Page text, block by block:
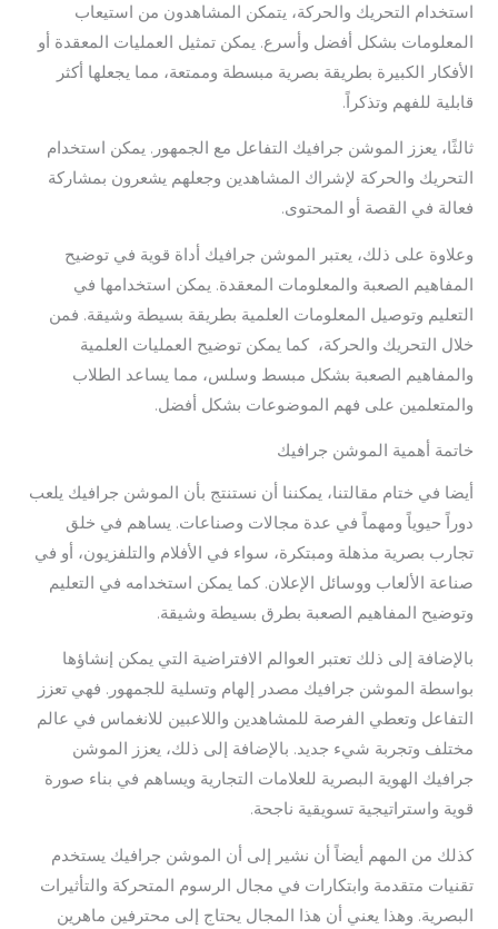
استخدام التحريك والحركة، يتمكن المشاهدون من استيعاب
المعلومات بشكل أفضل وأسرع. يمكن تمثيل العمليات المعقدة أو
الأفكار الكبيرة بطريقة بصرية مبسطة وممتعة، مما يجعلها أكثر
قابلية للفهم وتذكراً.
ثالثًا، يعزز الموشن جرافيك التفاعل مع الجمهور. يمكن استخدام
التحريك والحركة لإشراك المشاهدين وجعلهم يشعرون بمشاركة
فعالة في القصة أو المحتوى.
وعلاوة على ذلك، يعتبر الموشن جرافيك أداة قوية في توضيح
المفاهيم الصعبة والمعلومات المعقدة. يمكن استخدامها في
التعليم وتوصيل المعلومات العلمية بطريقة بسيطة وشيقة. فمن
خلال التحريك والحركة، كما يمكن توضيح العمليات العلمية
والمفاهيم الصعبة بشكل مبسط وسلس، مما يساعد الطلاب
والمتعلمين على فهم الموضوعات بشكل أفضل.
خاتمة أهمية الموشن جرافيك
أيضا في ختام مقالتنا، يمكننا أن نستنتج بأن الموشن جرافيك يلعب
دوراً حيوياً ومهماً في عدة مجالات وصناعات. يساهم في خلق
تجارب بصرية مذهلة ومبتكرة، سواء في الأفلام والتلفزيون، أو في
صناعة الألعاب ووسائل الإعلان. كما يمكن استخدامه في التعليم
وتوضيح المفاهيم الصعبة بطرق بسيطة وشيقة.
بالإضافة إلى ذلك تعتبر العوالم الافتراضية التي يمكن إنشاؤها
بواسطة الموشن جرافيك مصدر إلهام وتسلية للجمهور. فهي تعزز
التفاعل وتعطي الفرصة للمشاهدين واللاعبين للانغماس في عالم
مختلف وتجربة شيء جديد. بالإضافة إلى ذلك، يعزز الموشن
جرافيك الهوية البصرية للعلامات التجارية ويساهم في بناء صورة
قوية واستراتيجية تسويقية ناجحة.
كذلك من المهم أيضاً أن نشير إلى أن الموشن جرافيك يستخدم
تقنيات متقدمة وابتكارات في مجال الرسوم المتحركة والتأثيرات
البصرية. وهذا يعني أن هذا المجال يحتاج إلى محترفين ماهرين